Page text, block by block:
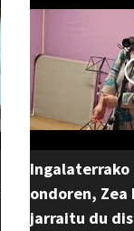
Ingalaterrako
ondoren, Zea
jarraitu du